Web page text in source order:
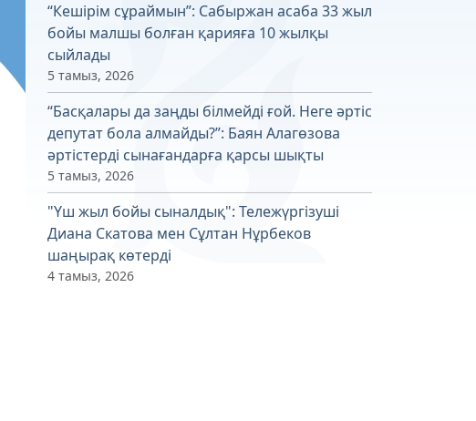
“Кешірім сұраймын”: Сабыржан асаба 33 жыл
бойы малшы болған қарияға 10 жылқы
сыйлады
5 тамыз, 2026
“Басқалары да заңды білмейді ғой. Неге әртіс
депутат бола алмайды?”: Баян Алагөзова
әртістерді сынағандарға қарсы шықты
5 тамыз, 2026
"Үш жыл бойы сыналдық": Тележүргізуші
Диана Скатова мен Сұлтан Нұрбеков
шаңырақ көтерді
4 тамыз, 2026